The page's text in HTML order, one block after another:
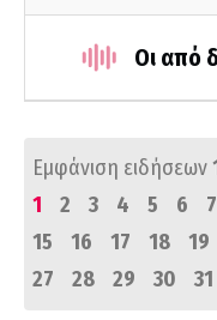
Οι από
Εμφάνιση ειδήσεων
1
2 3 4 5 6 7
15
16 17 18 19
27
28 29 30 31